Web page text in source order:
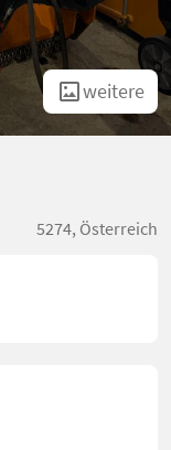
weitere
5274, Österreich